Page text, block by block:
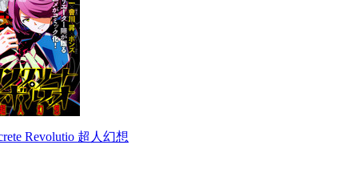
Revolutio 超人幻想